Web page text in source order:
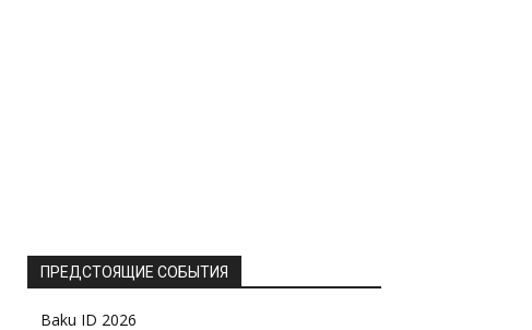
ПРЕДСТОЯЩИЕ СОБЫТИЯ
Baku ID 2026